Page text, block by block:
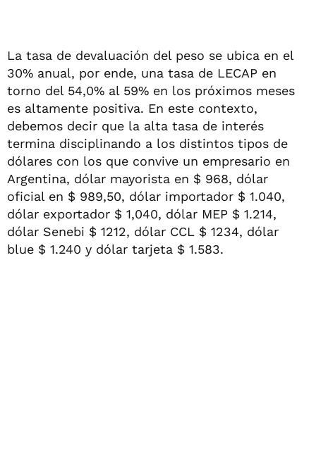
La tasa de devaluación del peso se ubica en el
30% anual, por ende, una tasa de LECAP en
torno del 54,0% al 59% en los próximos meses
es altamente positiva. En este contexto,
debemos decir que la alta tasa de interés
termina disciplinando a los distintos tipos de
dólares con los que convive un empresario en
Argentina, dólar mayorista en $ 968, dólar
oficial en $ 989,50, dólar importador $ 1.040,
dólar exportador $ 1,040, dólar MEP $ 1.214,
dólar Senebi $ 1212, dólar CCL $ 1234, dólar
blue $ 1.240 y dólar tarjeta $ 1.583.